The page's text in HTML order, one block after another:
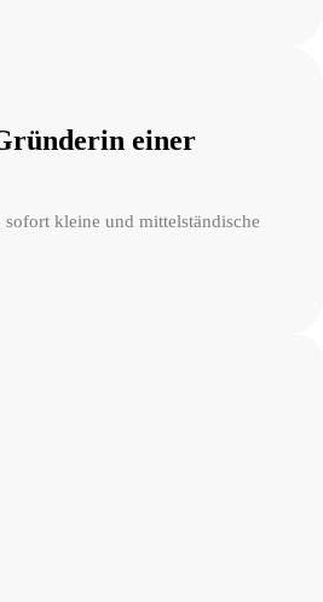
einer
kleine und mittelständische